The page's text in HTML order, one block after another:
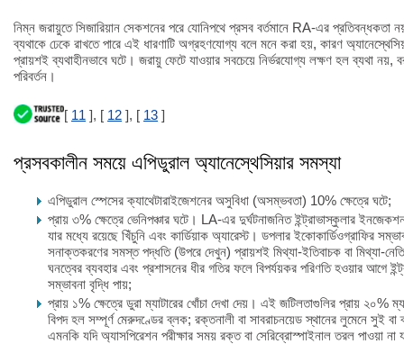
নিম্ন জরায়ুতে সিজারিয়ান সেকশনের পরে যোনিপথে প্রসব বর্তমানে RA-এর প্রতিবন্ধকতা
ব্যথাকে ঢেকে রাখতে পারে এই ধারণাটি অগ্রহণযোগ্য বলে মনে করা হয়, কারণ
প্রায়শই ব্যথাহীনভাবে ঘটে। জরায়ু ফেটে যাওয়ার সবচেয়ে নির্ভরযোগ্য লক্ষণ হল ব্যথা
পরিবর্তন।
[ 11 ], [ 12 ], [ 13 ]
প্রসবকালীন সময়ে এপিডুরাল অ্যানেস্থেসিয়ার সমস্যা
এপিডুরাল স্পেসের ক্যাথেটারাইজেশনের অসুবিধা (অসম্ভবতা) 10% ক্ষেত্রে ঘটে;
প্রায় ৩% ক্ষেত্রে ভেনিপঞ্চার ঘটে। LA-এর দুর্ঘটনাজনিত ইন্ট্রাভাস্কুলার
যার মধ্যে রয়েছে খিঁচুনি এবং কার্ডিয়াক অ্যারেস্ট। ডপলার ইকোকার্ডিওগ্রাফির
সনাক্তকরণের সমস্ত পদ্ধতি (উপরে দেখুন) প্রায়শই মিথ্যা-ইতিবাচক বা মিথ্যা-
ঘনত্বের ব্যবহার এবং প্রশাসনের ধীর গতির ফলে বিপর্যয়কর পরিণতি হওয়ার আগে
সম্ভাবনা বৃদ্ধি পায়;
প্রায় ১% ক্ষেত্রে ডুরা ম্যাটারের খোঁচা দেখা দেয়। এই জটিলতাগুলির প্রায় ২০%
বিপদ হল সম্পূর্ণ মেরুদণ্ডের ব্লক; রক্তনালী বা সাবরাচনয়েড স্থানের লুমেনে সুই
এমনকি যদি অ্যাসপিরেশন পরীক্ষার সময় রক্ত বা সেরিব্রোস্পাইনাল তরল পাওয়া না